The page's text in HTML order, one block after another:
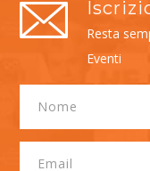
Resta
Eventi